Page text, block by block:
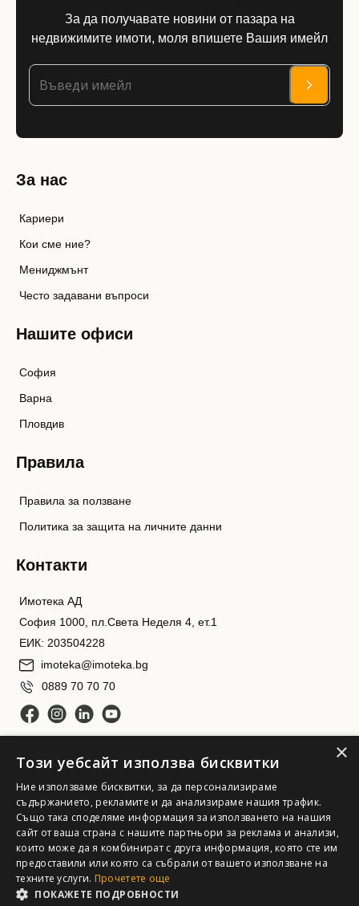
За да получавате новини от пазара на
недвижимите имоти, моля впишете Вашия имейл
За нас
Кариери
Кои сме ние?
Мениджмънт
Често задавани въпроси
Нашите офиси
София
Варна
Пловдив
Правила
Правила за ползване
Политика за защита на личните данни
Контакти
Имотека АД
София 1000, пл.Света Неделя 4, ет.1
ЕИК: 203504228
imoteka@imoteka.bg
0889 70 70 70
Имотека АД. Всички права запазени
×
Този уебсайт използва бисквитки
Ние използваме бисквитки, за да персонализираме
съдържанието, рекламите и да анализираме нашия трафик.
Също така споделяме информация за използването на нашия
сайт от ваша страна с нашите партньори за реклама и анализи,
които може да я комбинират с друга информация, която сте им
предоставили или която са събрали от вашето използване на
техните услуги. Прочетете още
ПОКАЖЕТЕ ПОДРОБНОСТИ